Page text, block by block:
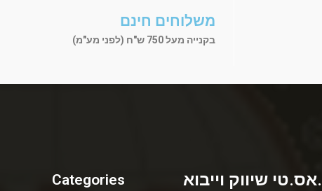
משלוחים חינם
בקנייה מעל 750 ש"ח (לפני מע"מ)
שיווק וייבוא Categories